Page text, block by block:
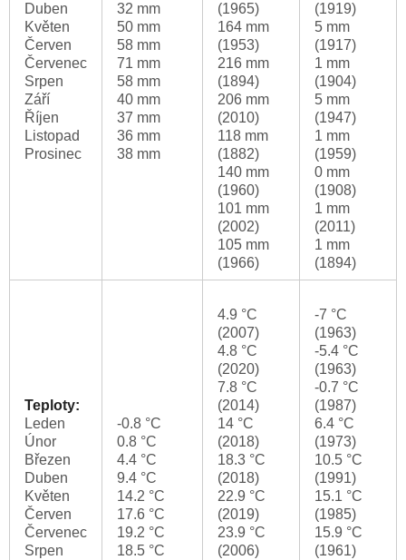
Duben
Květen
Červen
Červenec
Srpen
Září
Říjen
Listopad
Prosinec
32 mm
50 mm
58 mm
71 mm
58 mm
40 mm
37 mm
36 mm
38 mm
(1965)
164 mm
(1953)
216 mm
(1894)
206 mm
(2010)
118 mm
(1882)
140 mm
(1960)
101 mm
(2002)
105 mm
(1966)
(1919)
5 mm
(1917)
1 mm
(1904)
5 mm
(1947)
1 mm
(1959)
0 mm
(1908)
1 mm
(2011)
1 mm
(1894)
Teploty:
Leden
Únor
Březen
Duben
Květen
Červen
Červenec
Srpen
-0.8 °C
0.8 °C
4.4 °C
9.4 °C
14.2 °C
17.6 °C
19.2 °C
18.5 °C
4.9 °C
(2007)
4.8 °C
(2020)
7.8 °C
(2014)
14 °C
(2018)
18.3 °C
(2018)
22.9 °C
(2019)
23.9 °C
(2006)
-7 °C
(1963)
-5.4 °C
(1963)
-0.7 °C
(1987)
6.4 °C
(1973)
10.5 °C
(1991)
15.1 °C
(1985)
15.9 °C
(1961)